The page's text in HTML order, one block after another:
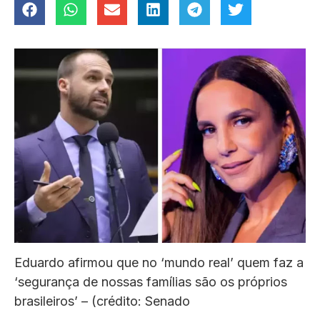
Eduardo afirmou que no ‘mundo real’ quem faz a
‘segurança de nossas famílias são os próprios
brasileiros’ – (crédito: Senado